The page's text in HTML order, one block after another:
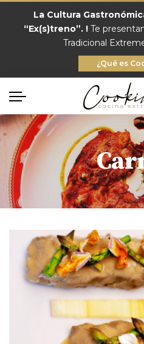
La Cultura
“Ex(s)treno”. ! Te
Tradicional
¿Qué es